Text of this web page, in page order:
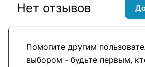
Помогите другим
выбором - будьте первым,
Нет отзывов